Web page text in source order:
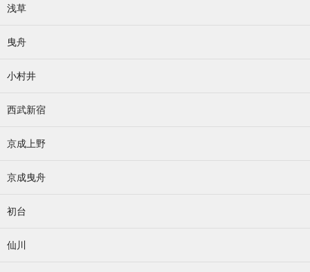
浅草
曳舟
小村井
西武新宿
京成上野
京成曳舟
初台
仙川